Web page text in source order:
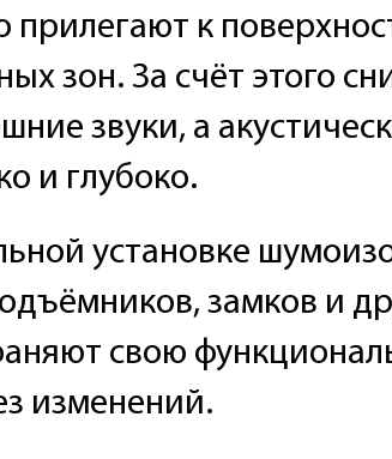
к
зон. За счёт этого
звуки, а
и глубоко.
установке
замков и
свою
изменений.